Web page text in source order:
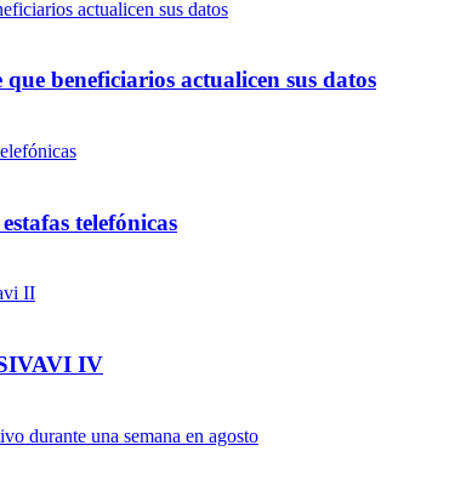
beneficiarios actualicen sus datos
telefónicas
IV